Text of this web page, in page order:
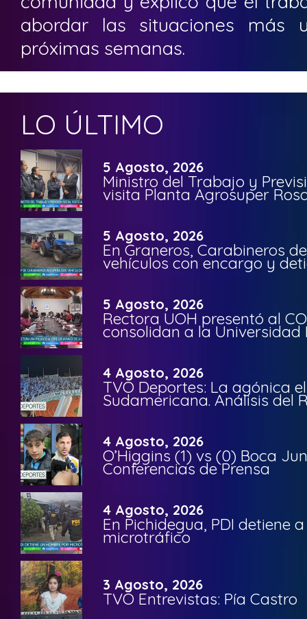
abordar las situaciones más
próximas semanas.
LO ÚLTIMO
5 Agosto, 2026
Ministro del Trabajo y
visita Planta Agrosuper
5 Agosto, 2026
En Graneros, Carabineros
vehículos con encargo y
5 Agosto, 2026
Rectora UOH presentó al
consolidan a la Universidad
4 Agosto, 2026
TVO Deportes: La agónica
Sudamericana. Análisis del
4 Agosto, 2026
O’Higgins (1) vs (0) Boca
Conferencias de Prensa
4 Agosto, 2026
En Pichidegua, PDI detiene
microtráfico
3 Agosto, 2026
TVO Entrevistas: Pía Castro